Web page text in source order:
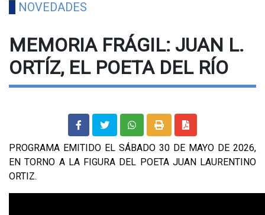
NOVEDADES
MEMORIA FRÁGIL: JUAN L.
ORTÍZ, EL POETA DEL RÍO
PROGRAMA EMITIDO EL SÁBADO 30 DE MAYO DE 2026,
EN TORNO A LA FIGURA DEL POETA JUAN LAURENTINO
ORTIZ.